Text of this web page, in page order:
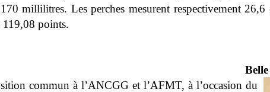
millilitres. Les perches mesurent respectivement
119,08 points.
commun à l’ANCGG et l’AFMT, à l’occasion du